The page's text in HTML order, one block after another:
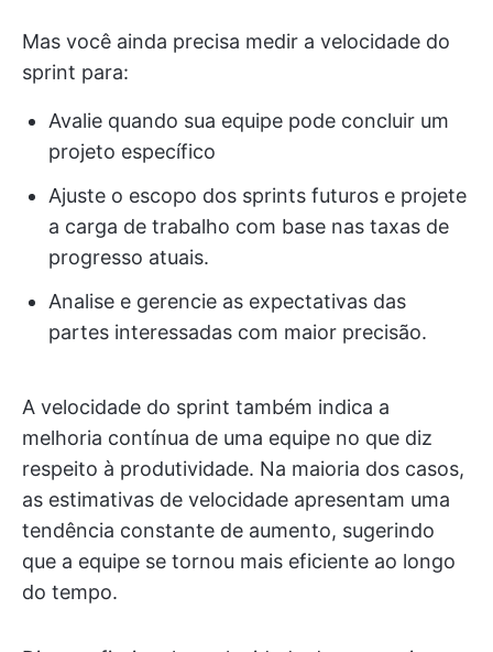
Mas você ainda precisa medir a velocidade do
sprint para:
Avalie quando sua equipe pode concluir um
projeto específico
Ajuste o escopo dos sprints futuros e projete
a carga de trabalho com base nas taxas de
progresso atuais.
Analise e gerencie as expectativas das
partes interessadas com maior precisão.
A velocidade do sprint também indica a
melhoria contínua de uma equipe no que diz
respeito à produtividade. Na maioria dos casos,
as estimativas de velocidade apresentam uma
tendência constante de aumento, sugerindo
que a equipe se tornou mais eficiente ao longo
do tempo.